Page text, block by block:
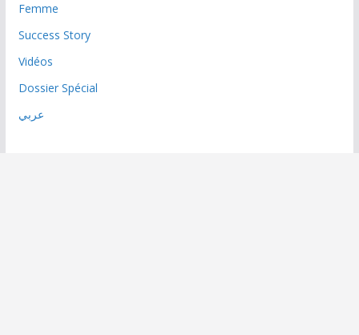
Femme
Success Story
Vidéos
Dossier Spécial
عربي